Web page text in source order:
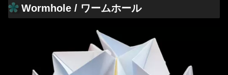
Wormhole / ワームホール